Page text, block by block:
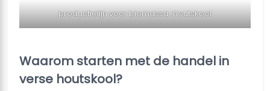
productielijn voor biomassa-houtskool
Waarom starten met de handel in
verse houtskool?